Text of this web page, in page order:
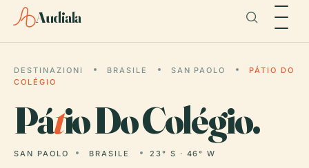
Audiala
DESTINAZIONI BRASILE SAN PAOLO
PÁTIO DO
COLÉGIO
Pátio Do Colégio.
SAN PAOLO BRASILE 23° S · 46° W